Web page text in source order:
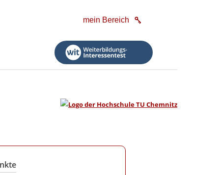
mein Bereich